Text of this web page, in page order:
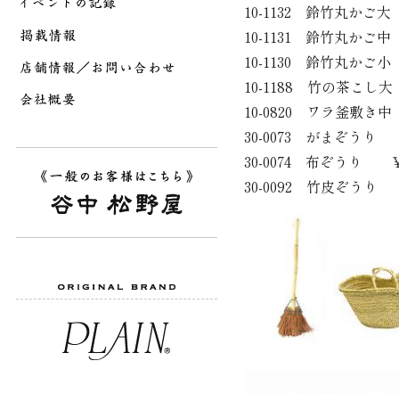
10-1132 鈴竹丸かご
10-1131 鈴竹丸かご
10-1130 鈴竹丸かご
10-1188 竹の茶こし
10-0820 ワラ釜敷き
30-0073 がまぞうり
30-0074 布ぞうり
30-0092 竹皮ぞうり